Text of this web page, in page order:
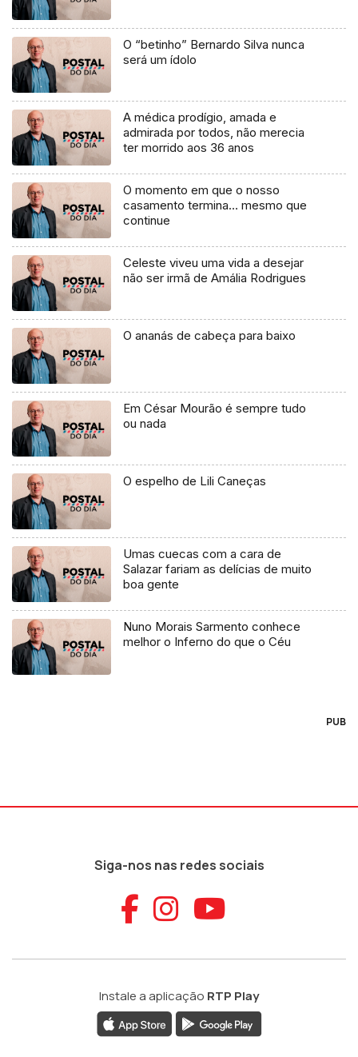
O “betinho” Bernardo Silva nunca
será um ídolo
A médica prodígio, amada e
admirada por todos, não merecia
ter morrido aos 36 anos
O momento em que o nosso
casamento termina… mesmo que
continue
Celeste viveu uma vida a desejar
não ser irmã de Amália Rodrigues
O ananás de cabeça para baixo
Em César Mourão é sempre tudo
ou nada
O espelho de Lili Caneças
Umas cuecas com a cara de
Salazar fariam as delícias de muito
boa gente
Nuno Morais Sarmento conhece
melhor o Inferno do que o Céu
PUB
Siga-nos nas redes sociais
Aceder ao
Aceder ao
Aceder
Instale a aplicação RTP Play